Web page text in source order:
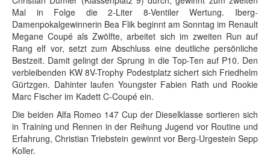
Mal in Folge die 2-Liter 8-Ventiler Wertung. Iberg-
Damenpokalgewinnerin Bea Flik beginnt am Sonntag im Renault
Megane Coupé als Zwölfte, arbeitet sich im zweiten Run auf
Rang elf vor, setzt zum Abschluss eine deutliche persönliche
Bestzeit. Damit gelingt der Sprung in die Top-Ten auf P10. Den
verbleibenden KW 8V-Trophy Podestplatz sichert sich Friedhelm
Gürtzgen. Dahinter laufen Youngster Fabien Rath und Rookie
Marc Fischer im Kadett C-Coupé ein.
Die beiden Alfa Romeo 147 Cup der Dieselklasse sortieren sich
in Training und Rennen in der Reihung Jugend vor Routine und
Erfahrung, Christian Triebstein gewinnt vor Berg-Urgestein Sepp
Koller.